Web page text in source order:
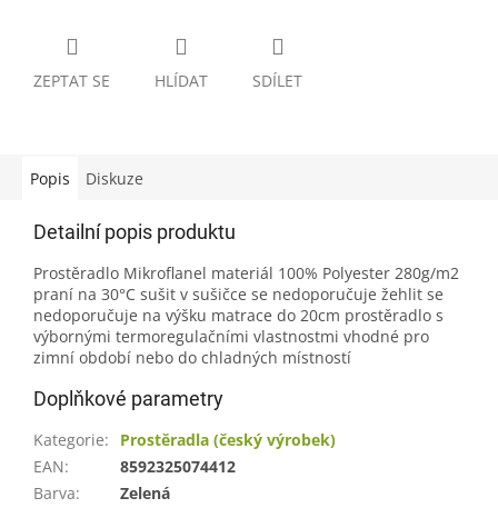
ZEPTAT SE HLÍDAT SDÍLET
Popis Diskuze
Detailní popis produktu
Prostěradlo Mikroflanel materiál 100% Polyester 280g/m2
praní na 30°C sušit v sušičce se nedoporučuje žehlit se
nedoporučuje na výšku matrace do 20cm prostěradlo s
výbornými termoregulačními vlastnostmi vhodné pro
zimní období nebo do chladných místností
Doplňkové parametry
Kategorie:
Prostěradla (český výrobek)
EAN:
8592325074412
Barva:
Zelená